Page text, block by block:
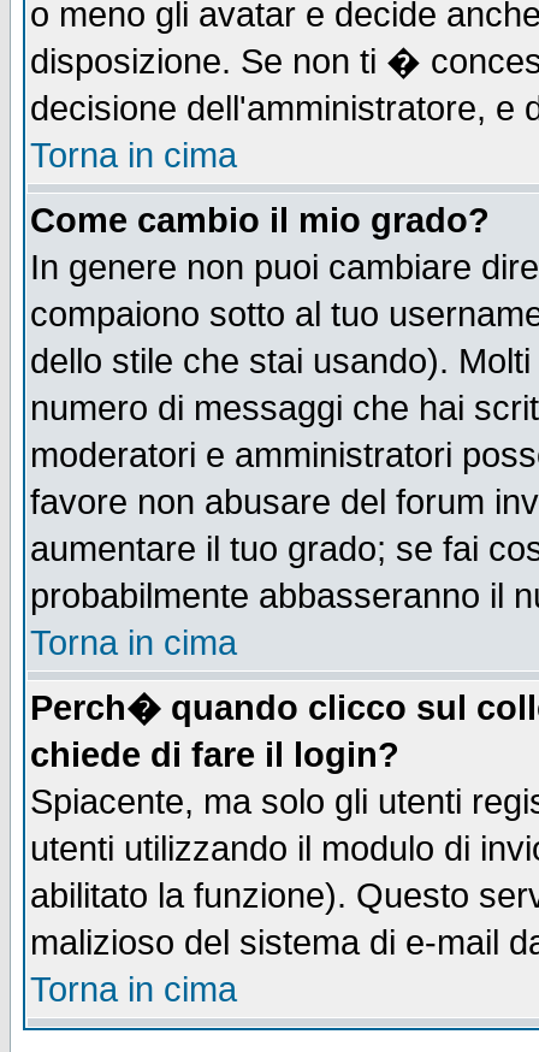
o meno gli avatar e decide
disposizione. Se non ti �
decisione dell'amministratore, e
Torna in cima
Come cambio il mio grado?
In genere non puoi cambiare
compaiono sotto al tuo
dello stile che stai usando).
numero di messaggi che hai
moderatori e amministratori
favore non abusare del forum
aumentare il tuo grado; se fai
probabilmente abbasseranno il
Torna in cima
Perch� quando clicco sul
chiede di fare il login?
Spiacente, ma solo gli utenti
utenti utilizzando il modulo di
abilitato la funzione). Questo
malizioso del sistema di e-mail
Torna in cima